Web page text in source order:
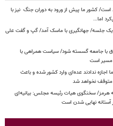
کشور ما پیش از ورود به دوران جنگ نیز با
اما...
جلسه/ جهانگیری با ماسک آمد/ گپ و گفت علی
با جامعه گسسته شود/ سیاست همراهی با
مسیر است
اجازه ندادند عده‌ای وارد کشور شده و باعث
نخواهد شد
هرمز/ سخنگوی هیات رئیسه مجلس: بیانیه‌ای
آستانه نهایی شدن است